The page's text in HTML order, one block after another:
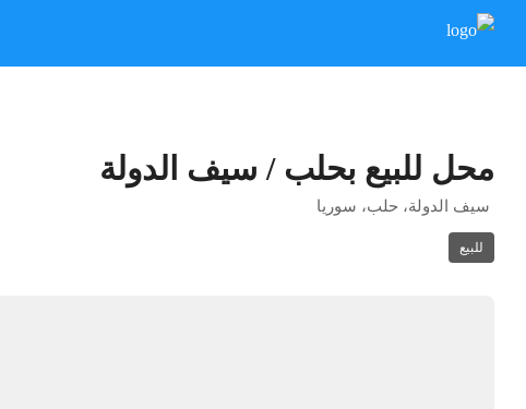
محل للبيع بحلب / سيف الدولة
سيف الدولة، حلب، سوريا
للبيع